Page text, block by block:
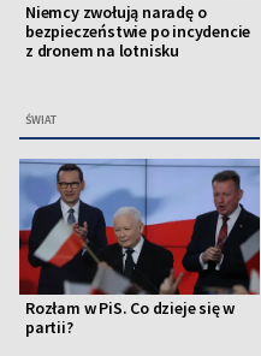
Niemcy zwołują naradę o
bezpieczeństwie po incydencie
z dronem na lotnisku
ŚWIAT
Rozłam w PiS. Co dzieje się w
partii?